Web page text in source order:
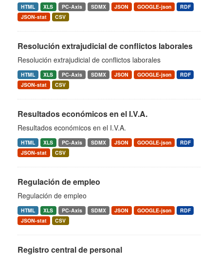
HTML XLS PC-Axis SDMX JSON GOOGLE-json
RDF
JSON-stat
CSV
Resolución extrajudicial de conflictos laborales
Resolución extrajudicial de conflictos laborales
HTML XLS PC-Axis SDMX JSON GOOGLE-json
RDF
JSON-stat
CSV
Resultados económicos en el I.V.A.
Resultados económicos en el I.V.A.
HTML XLS PC-Axis SDMX JSON GOOGLE-json
RDF
JSON-stat
CSV
Regulación de empleo
Regulación de empleo
HTML XLS PC-Axis SDMX JSON GOOGLE-json
RDF
JSON-stat
CSV
Registro central de personal